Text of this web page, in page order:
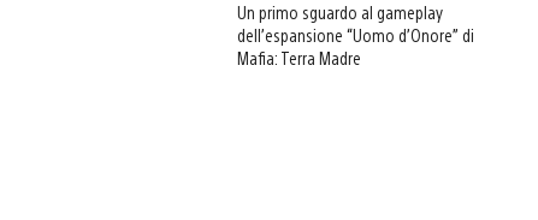
Un primo sguardo al gameplay
dell’espansione “Uomo d’Onore” di
Mafia: Terra Madre